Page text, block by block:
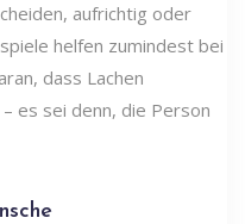
aufrichtig oder
helfen zumindest bei
dass Lachen
es sei denn, die Person